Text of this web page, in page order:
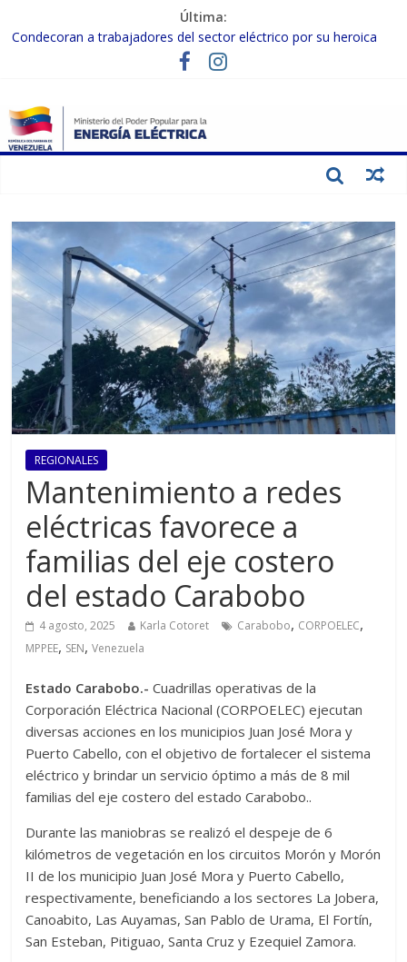
Última:
Condecoran a trabajadores del sector eléctrico por su heroica
labor tras el doble sismo del 24-J
Gobierno Nacional coordina acciones con el sector privado para
Inspeccionan trabajos de rehabilitación en instalaciones del SEN
en Carabobo
Gobierno Nacional activa plan preventivo para fortalecer el SEN
REGIONALES
Mantenimiento a redes
eléctricas favorece a
familias del eje costero
del estado Carabobo
4 agosto, 2025 Karla Cotoret Carabobo, CORPOELEC,
MPPEE, SEN,Venezuela
Estado Carabobo.- Cuadrillas operativas de la
Corporación Eléctrica Nacional (CORPOELEC) ejecutan
diversas acciones en los municipios Juan José Mora y
Puerto Cabello, con el objetivo de fortalecer el sistema
eléctrico y brindar un servicio óptimo a más de 8 mil
familias del eje costero del estado Carabobo..
Durante las maniobras se realizó el despeje de 6
kilómetros de vegetación en los circuitos Morón y Morón
II de los municipio Juan José Mora y Puerto Cabello,
respectivamente, beneficiando a los sectores La Jobera,
Canoabito, Las Auyamas, San Pablo de Urama, El Fortín,
San Esteban, Pitiguao, Santa Cruz y Ezequiel Zamora.